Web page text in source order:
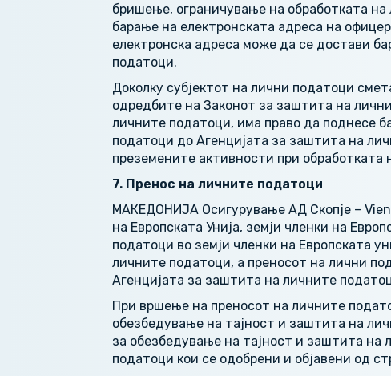
бришење, ограничување на обработката
барање на електронската адреса на
електронска адреса може да се достави
податоци.
Доколку субјектот на лични податоци
одредбите на Законот за заштита на
личните податоци, има право да поднесе
податоци до Агенцијата за заштита на
преземените активности при
7. Пренос на личните податоци
МАКЕДОНИЈА Осигурување АД Скопје –
на Европската Унија, земји членки на
податоци во земји членки на Европската
личните податоци, а преносот на лични
Агенцијата за заштита на личните
При вршење на преносот на личните
обезбедување на тајност и заштита на
за обезбедување на тајност и заштита
податоци кои се одобрени и објавени од